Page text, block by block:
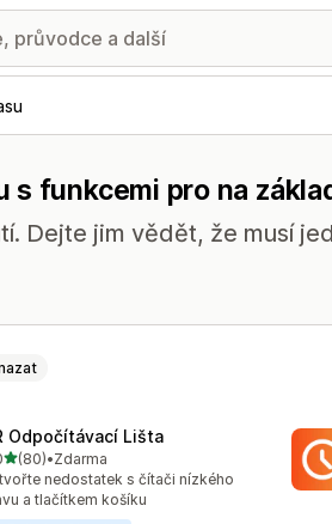
funkcemi pro na
Dejte jim vědět, že musí
Odpočítávací Lišta
z 5 hvězd
(80)počet recenzí: 80
•Zdarma
nedostatek s čítači nízkého
a tlačítkem košíku